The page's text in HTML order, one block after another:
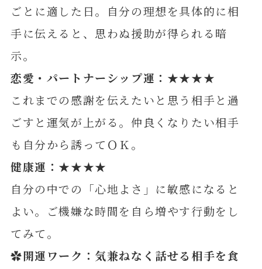
ごとに適した日。自分の理想を具体的に相
手に伝えると、思わぬ援助が得られる暗
示。
恋愛・パートナーシップ運：★★★★
これまでの感謝を伝えたいと思う相手と過
ごすと運気が上がる。仲良くなりたい相手
も自分から誘ってＯＫ。
健康運：★★★★
自分の中での「心地よさ」に敏感になると
よい。ご機嫌な時間を自ら増やす行動をし
てみて。
✿開運ワーク：気兼ねなく話せる相手を食